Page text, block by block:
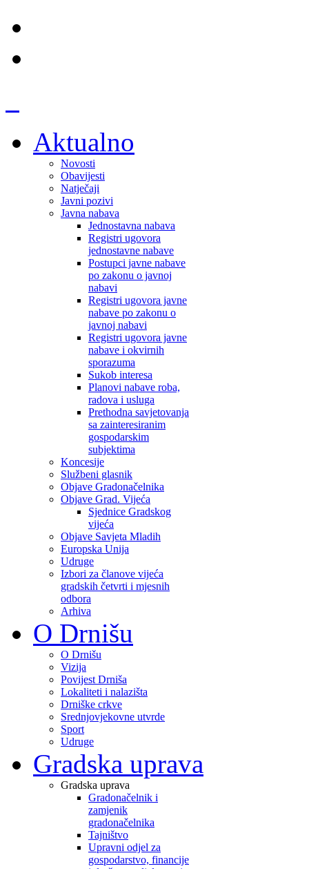
Aktualno
Novosti
Obavijesti
Natječaji
Javni pozivi
Javna nabava
Jednostavna nabava
Registri ugovora
jednostavne nabave
Postupci javne nabave
po zakonu o javnoj
nabavi
Registri ugovora javne
nabave po zakonu o
javnoj nabavi
Registri ugovora javne
nabave i okvirnih
sporazuma
Sukob interesa
Planovi nabave roba,
radova i usluga
Prethodna savjetovanja
sa zainteresiranim
gospodarskim
subjektima
Koncesije
Službeni glasnik
Objave Gradonačelnika
Objave Grad. Vijeća
Sjednice Gradskog
vijeća
Objave Savjeta Mladih
Europska Unija
Udruge
Izbori za članove vijeća
gradskih četvrti i mjesnih
odbora
Arhiva
O Drnišu
O Drnišu
Vizija
Povijest Drniša
Lokaliteti i nalazišta
Drniške crkve
Srednjovjekovne utvrde
Sport
Udruge
Gradska uprava
Gradska uprava
Gradonačelnik i
zamjenik
gradonačelnika
Tajništvo
Upravni odjel za
gospodarstvo, financije